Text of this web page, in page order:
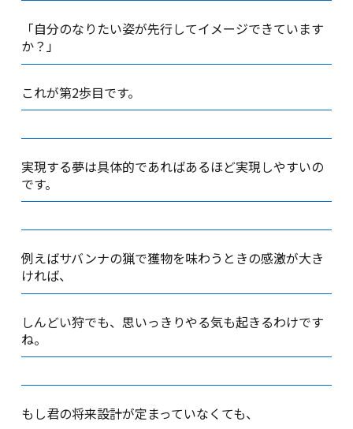
「自分のなりたい姿が先行してイメージできています
か？」
これが第2歩目です。
実現する夢は具体的であればあるほど実現しやすいの
です。
例えばサバンナの猟で獲物を味わうときの感激が大き
ければ、
しんどい狩でも、思いっきりやる気も起きるわけです
ね。
もし君の将来設計が定まっていなくても、